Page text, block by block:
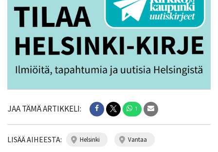
JAA TÄMÄ ARTIKKELI: 1
LISÄÄ AIHEESTA: helsinki vantaa